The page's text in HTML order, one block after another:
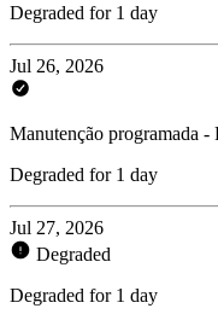
Degraded for 1 day
Jul 26, 2026
Manutenção programada -
Degraded for 1 day
Jul 27, 2026
Degraded
Degraded for 1 day